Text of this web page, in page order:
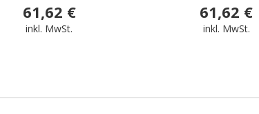
61,62 €
inkl. MwSt.
61,62 €
inkl. MwSt.